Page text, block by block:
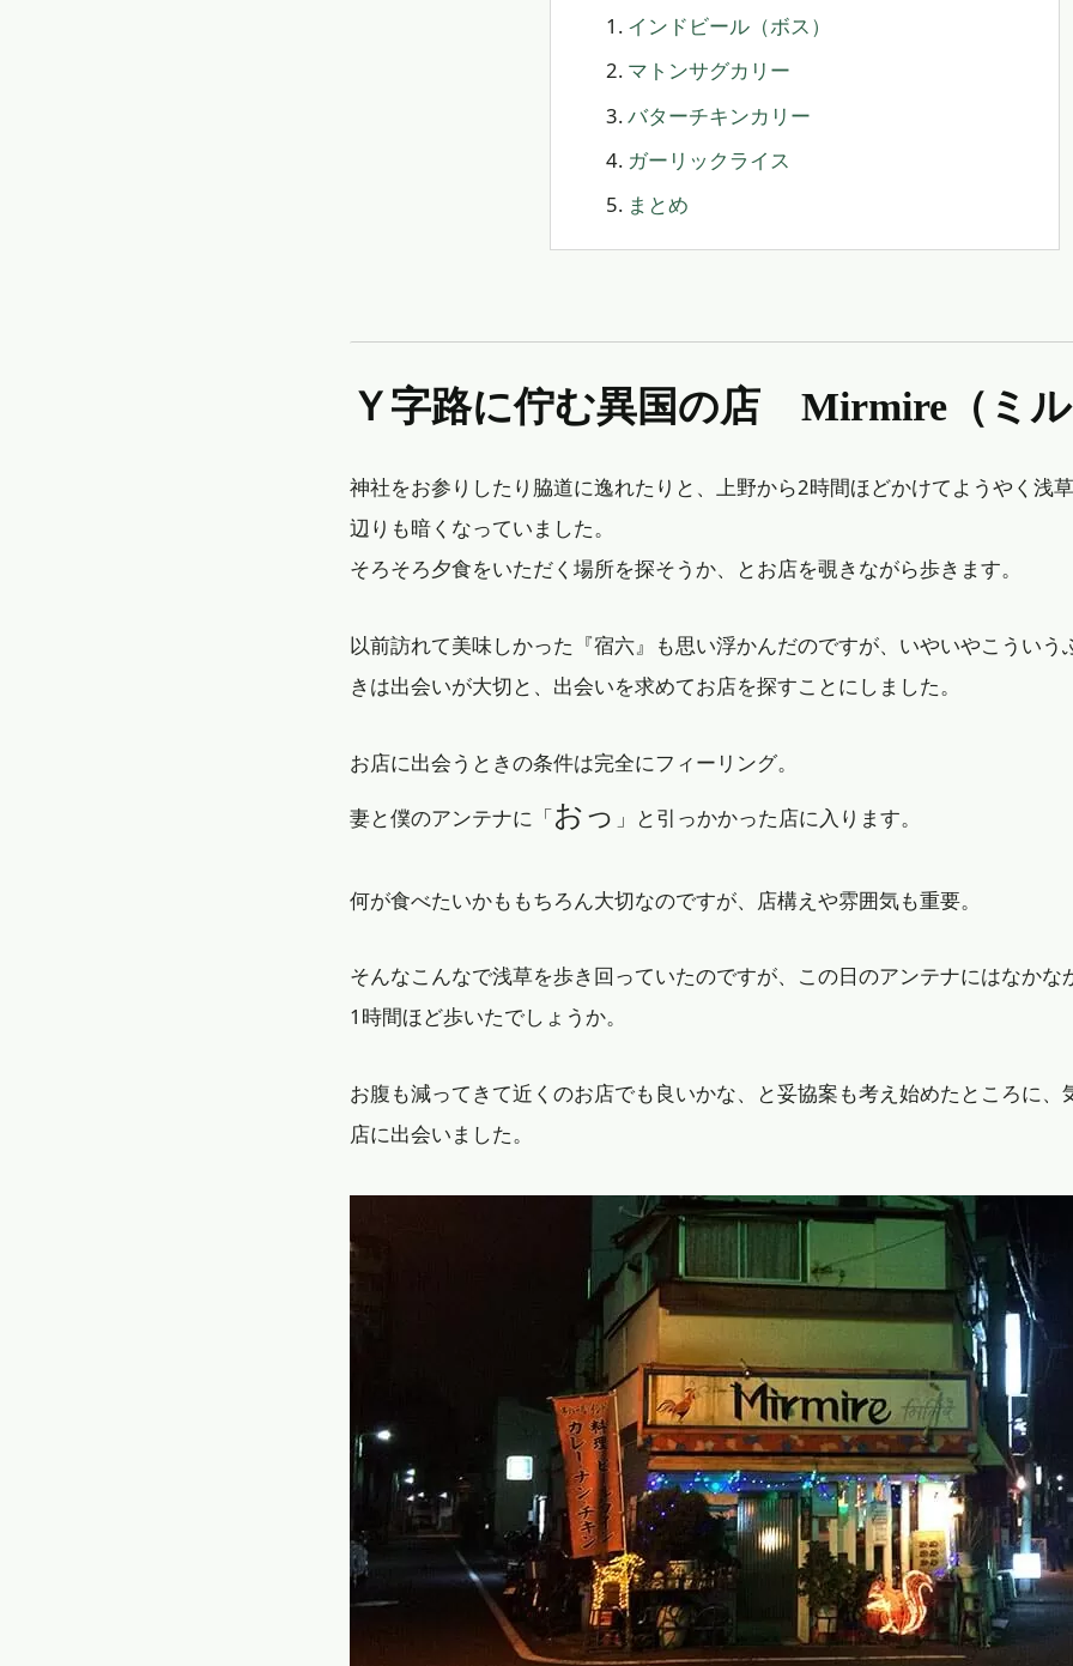
インドビール（ボス）
マトンサグカリー
バターチキンカリー
ガーリックライス
まとめ
Ｙ字路に佇む異国の店 Mirmire（ミル
神社をお参りしたり脇道に逸れたりと、上野から2時間ほどかけてようやく浅草
辺りも暗くなっていました。
そろそろ夕食をいただく場所を探そうか、とお店を覗きながら歩きます。
以前訪れて美味しかった『宿六』も思い浮かんだのですが、いやいやこういう
きは出会いが大切と、出会いを求めてお店を探すことにしました。
お店に出会うときの条件は完全にフィーリング。
妻と僕のアンテナに「おっ 」と引っかかった店に入ります。
何が食べたいかももちろん大切なのですが、店構えや雰囲気も重要。
そんなこんなで浅草を歩き回っていたのですが、この日のアンテナにはなかな
1時間ほど歩いたでしょうか。
お腹も減ってきて近くのお店でも良いかな、と妥協案も考え始めたところに、
店に出会いました。